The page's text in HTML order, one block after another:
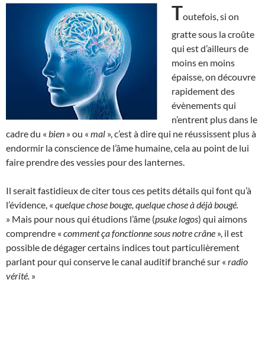
Toutefois, si on
gratte sous la croûte
qui est d’ailleurs de
moins en moins
épaisse, on découvre
rapidement des
évènements qui
n’entrent plus dans le
cadre du « bien » ou « mal », c’est à dire qui ne réussissent plus à
endormir la conscience de l’âme humaine, cela au point de lui
faire prendre des vessies pour des lanternes.
Il serait fastidieux de citer tous ces petits détails qui font qu’à
l’évidence, « quelque chose bouge, quelque chose à déjà bougé.
» Mais pour nous qui étudions l’âme (psuke logos) qui aimons
comprendre « comment ça fonctionne sous notre crâne », il est
possible de dégager certains indices tout particulièrement
parlant pour qui conserve le canal auditif branché sur « radio
vérité. »